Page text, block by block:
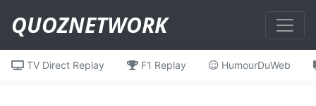
QUOZNETWORK
TV Direct Replay F1 Replay HumourDuWeb